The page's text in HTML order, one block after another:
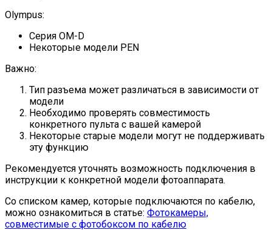
Olympus:
Серия OM-D
Некоторые модели PEN
Важно:
Тип разъема может различаться в зависимости от
модели
Необходимо проверять совместимость
конкретного пульта с вашей камерой
Некоторые старые модели могут не поддерживать
эту функцию
Рекомендуется уточнять возможность подключения в
инструкции к конкретной модели фотоаппарата.
Со списком камер, которые подключаются по кабелю,
можно ознакомиться в статье: Фотокамеры,
совместимые с фотобоксом по кабелю